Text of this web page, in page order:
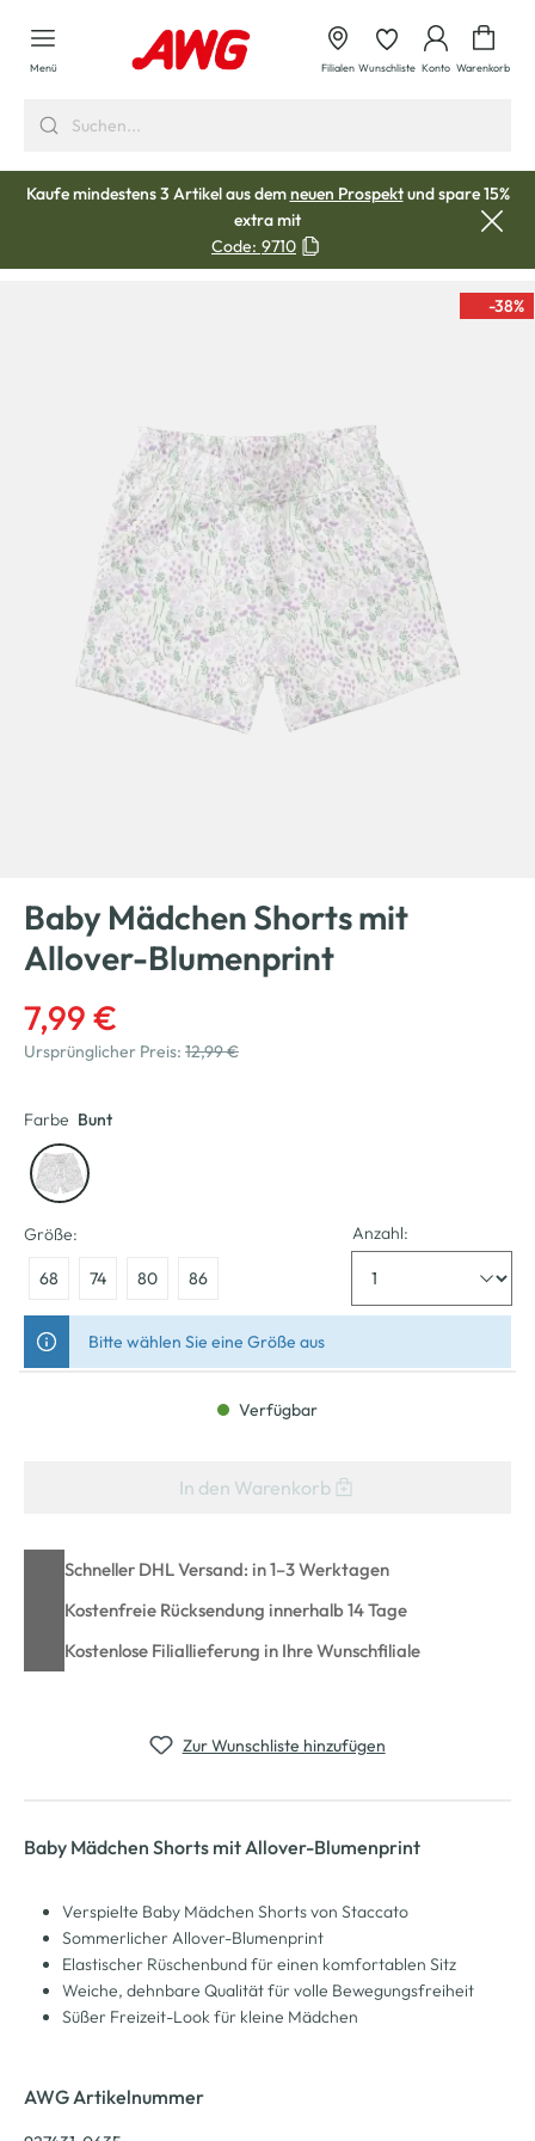
springen
Menü Filialen Wunschliste Konto Warenkorb
Kaufe mindestens 3 Artikel aus demneuen Prospektund spare 15%
extra mit
Code: 9710
-38%
Baby Mädchen Shorts mit
Allover-Blumenprint
7,99 €
Ursprünglicher Preis: 12,99 €
Farbe Bunt
Größe:
68 74 80 86
Anzahl:
Bitte wählen Sie eine Größe aus
Verfügbar
In den Warenkorb
Schneller DHL Versand: in 1–3 Werktagen
Kostenfreie Rücksendung innerhalb 14 Tage
Kostenlose Filiallieferung in Ihre Wunschfiliale
Zur Wunschliste hinzufügen
Baby Mädchen Shorts mit Allover-Blumenprint
Verspielte Baby Mädchen Shorts von Staccato
Sommerlicher Allover-Blumenprint
Elastischer Rüschenbund für einen komfortablen Sitz
Weiche, dehnbare Qualität für volle Bewegungsfreiheit
Süßer Freizeit-Look für kleine Mädchen
AWG Artikelnummer